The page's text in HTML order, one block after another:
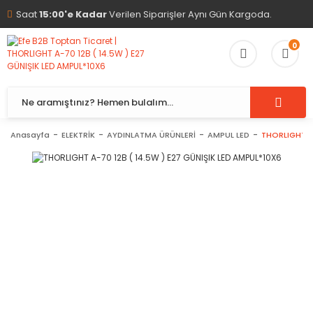
Saat15:00'e KadarVerilen Siparişler Aynı Gün Kargoda.
0
Anasayfa ELEKTRİK AYDINLATMA ÜRÜNLERİ AMPUL LED THORLIGHT